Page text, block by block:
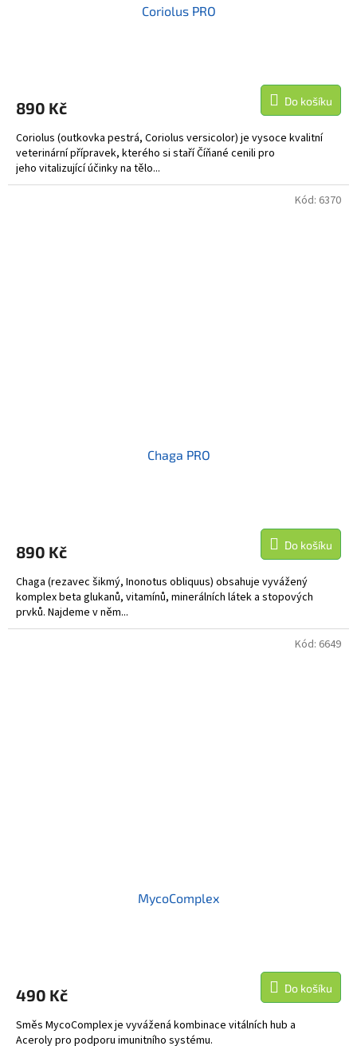
Coriolus PRO
890 Kč Do košíku
Coriolus (outkovka pestrá, Coriolus versicolor) je vysoce kvalitní
veterinární přípravek, kterého si staří Číňané cenili pro
jeho vitalizující účinky na tělo...
Chaga PRO
890 Kč Do košíku
Chaga (rezavec šikmý, Inonotus obliquus) obsahuje vyvážený
komplex beta glukanů, vitamínů, minerálních látek a stopových
prvků. Najdeme v něm...
Kód: 6370
MycoComplex
490 Kč Do košíku
Směs MycoComplex je vyvážená kombinace vitálních hub a
Aceroly pro podporu imunitního systému.
Kód: 6649